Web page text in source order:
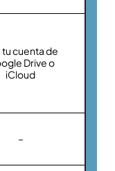
tu cuenta de
Drive o
iCloud
–